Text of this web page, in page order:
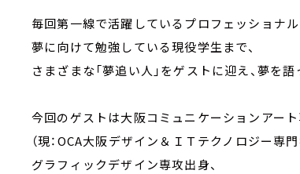
毎回第一線で活躍しているプロフェッショナル
夢に向けて勉強している現役学生まで、
さまざまな「夢追い人」をゲストに迎え、夢を語
今回のゲストは大阪コミュニケーションアー
（現：OCA大阪デザイン＆ＩＴテクノロジー専門
グラフィックデザイン専攻出身、